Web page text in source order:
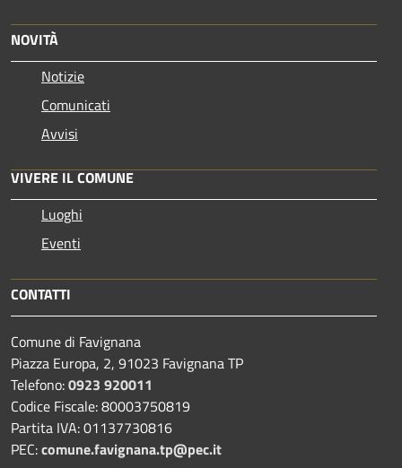
NOVITÀ
Notizie
Comunicati
Avvisi
VIVERE IL COMUNE
Luoghi
Eventi
CONTATTI
Comune di Favignana
Piazza Europa, 2, 91023 Favignana TP
Telefono:0923 920011
Codice Fiscale: 80003750819
Partita IVA: 01137730816
PEC:comune.favignana.tp@pec.it